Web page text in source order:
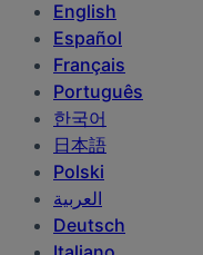
English
Español
Français
Português
한국어
日本語
Polski
العربية‏
Deutsch